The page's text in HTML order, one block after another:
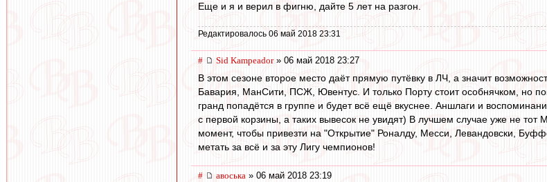
Еще и я и верил в фигню, дайте 5 лет на разгон.
Редактировалось 06 май 2018 23:31
# Sid Kampeador» 06 май 2018 23:27
В этом сезоне второе место даёт прямую путёвку в ЛЧ, а значит
Бавария, МанСити, ПСЖ, Ювентус. И только Порту стоит особнячком, но
гранд попадётся в группе и будет всё ещё вкуснее. Аншлаги и
с первой корзины, а таких вывесок не увидят) В лучшем случае уже не
момент, чтобы привезти на "Открытие" Роналду, Месси, Левандовски,
метать за всё и за эту Лигу чемпионов!
# авоська » 06 май 2018 23:19